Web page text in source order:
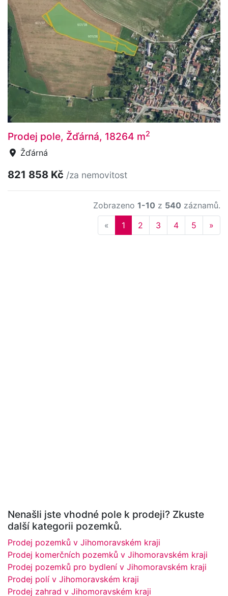
Prodej pole, Žďárná, 18264 m2
Žďárná
821 858 Kč /za nemovitost
Zobrazeno 1-10 z 540 záznamů.
« Previous
1 2 3 4 5 »
Nenašli jste vhodné pole k prodeji? Zkuste
další kategorii pozemků.
Prodej pozemků v Jihomoravském kraji
Prodej komerčních pozemků v Jihomoravském kraji
Prodej pozemků pro bydlení v Jihomoravském kraji
Prodej polí v Jihomoravském kraji
Prodej zahrad v Jihomoravském kraji